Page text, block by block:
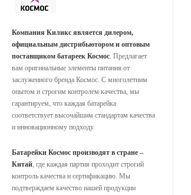
Компания Киликс является дилером,
официальным дистрибьютором и оптовым
поставщиком батареек Космос . Предлагает
вам оригинальные элементы питания от
заслуженного бренда Космос. С многолетним
опытом и строгим контролем качества, мы
гарантируем, что каждая батарейка
соответствует высочайшим стандартам качества
и инновационному подходу.
Батарейки Космос производят в стране –
Китай, где каждая партия проходит строгий
контроль качества и сертификацию. Мы
подтверждаем качество нашей продукции